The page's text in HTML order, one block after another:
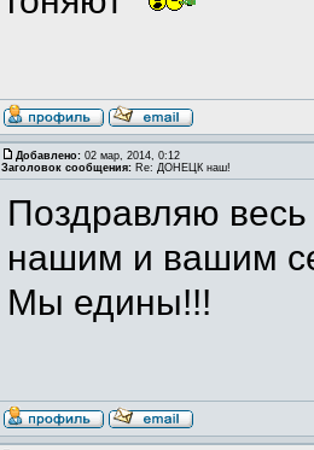
Добавлено: 02 мар, 2014, 0:12
Заголовок сообщения: Re: ДОНЕЦК наш!
Поздравляю
нашим и вашим
Мы едины!!!